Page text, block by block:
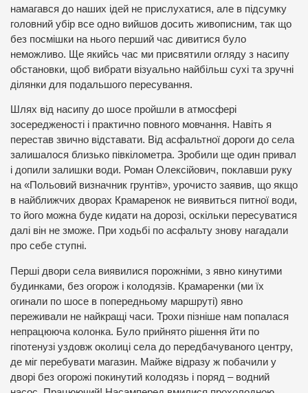
намагався до наших ідей не прислухатися, але в підсумку
головний убір все одно вийшов досить живописним, так що
без посмішки на нього перший час дивитися було
неможливо. Ще якийсь час ми присвятили огляду з насипу
обстановки, щоб вибрати візуально найбільш сухі та зручні
ділянки для подальшого пересування.
Шлях від насипу до шосе пройшли в атмосфері
зосередженості і практично повного мовчання. Навіть я
перестав звично відставати. Від асфальтної дороги до села
залишалося близько півкілометра. Зробили ще один привал
і допили залишки води. Роман Олексійович, поклавши руку
на «Польовий визначник грунтів», урочисто заявив, що якщо
в найближчих дворах Крамаренок не виявиться питної води,
то його можна буде кидати на дорозі, оскільки пересуватися
далі він не зможе. При ходьбі по асфальту знову нагадали
про себе ступні.
Перші двори села виявилися порожніми, з явно кинутими
будинками, без огорож і колодязів. Крамаренки (ми їх
огинали по шосе в попередньому маршруті) явно
переживали не найкращі часи. Трохи пізніше нам попалася
непрацююча колонка. Було прийнято рішення йти по
гіпотенузі уздовж околиці села до передбачуваного центру,
де міг перебувати магазин. Майже відразу ж побачили у
дворі без огорожі покинутий колодязь і поряд – водний